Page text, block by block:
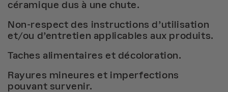
céramique dus à une chute.
Non-respect des instructions d’utilisation
et/ou d’entretien applicables aux produits.
Taches alimentaires et décoloration.
Rayures mineures et imperfections
pouvant survenir.